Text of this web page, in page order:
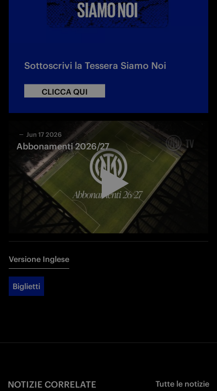
Sottoscrivi la Tessera Siamo Noi
CLICCA QUI
Jun 17 2026
Abbonamenti 2026/27
Versione Inglese
Biglietti
NOTIZIE CORRELATE Tutte le notizie